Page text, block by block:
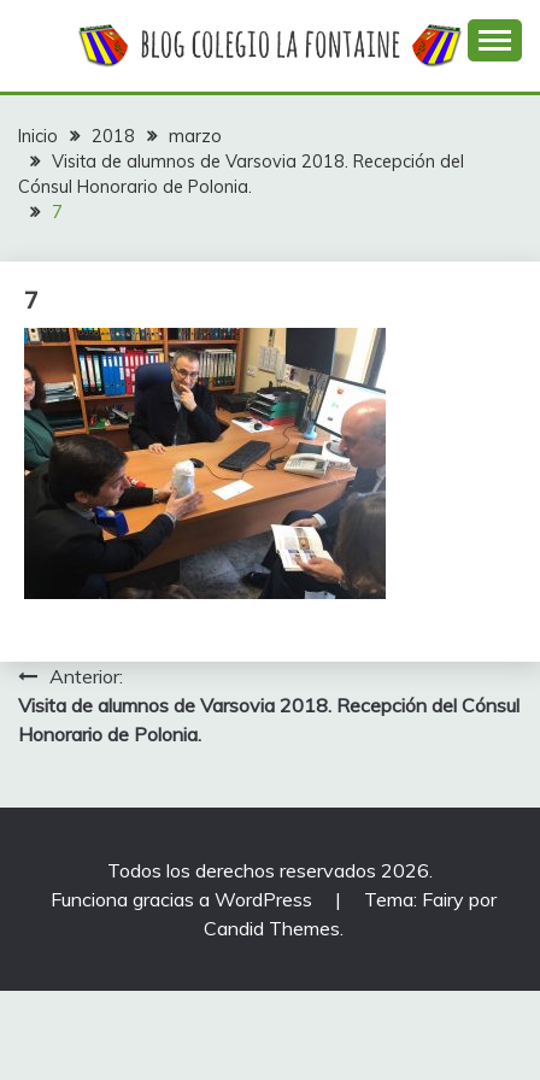
COLEGIO LA
FONTAINE
colegio La Fontaine
Inicio 2018
marzo
Visita de alumnos de Varsovia 2018. Recepción del
Cónsul Honorario de Polonia.
7
7
Navegación
de
Anterior:
Visita de alumnos de Varsovia 2018. Recepción del Cónsul
Honorario de Polonia.
Todos los derechos reservados 2026.
Funciona gracias a WordPress
|
Tema: Fairy por
Candid Themes